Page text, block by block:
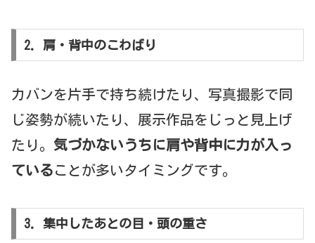
2. 肩・背中のこわばり
カバンを片手で持ち続けたり、写真撮影で同
じ姿勢が続いたり、展示作品をじっと見上げ
たり。 気づかないうちに肩や背中に力が入っ
ている ことが多いタイミングです。
3. 集中したあとの目・頭の重さ